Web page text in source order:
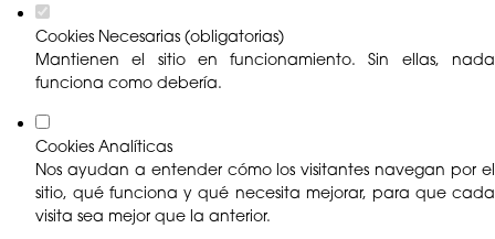
Cookies Necesarias (obligatorias)
Mantienen el sitio en funcionamiento. Sin ellas, nada
funciona como debería.
Cookies Analíticas
Nos ayudan a entender cómo los visitantes navegan por el
sitio, qué funciona y qué necesita mejorar, para que cada
visita sea mejor que la anterior.